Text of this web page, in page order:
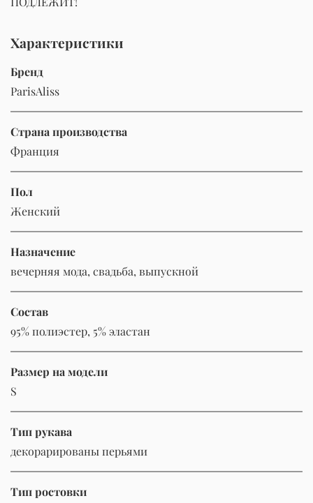
Характеристики
Бренд
ParisAliss
Страна производства
Франция
Пол
Женский
Назначение
вечерняя мода, свадьба, выпускной
Состав
95% полиэстер, 5% эластан
Размер на модели
S
Тип рукава
декорарированы перьями
Тип ростовки